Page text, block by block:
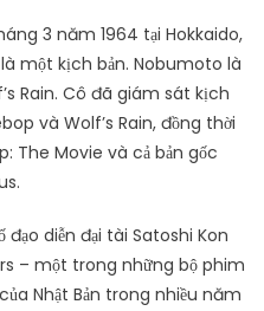
3 năm 1964 tại Hokkaido,
một kịch bản. Nobumoto là
Rain. Cô đã giám sát kịch
và Wolf’s Rain, đồng thời
The Movie và cả bản gốc
diễn đại tài Satoshi Kon
– một trong những bộ phim
Nhật Bản trong nhiều năm